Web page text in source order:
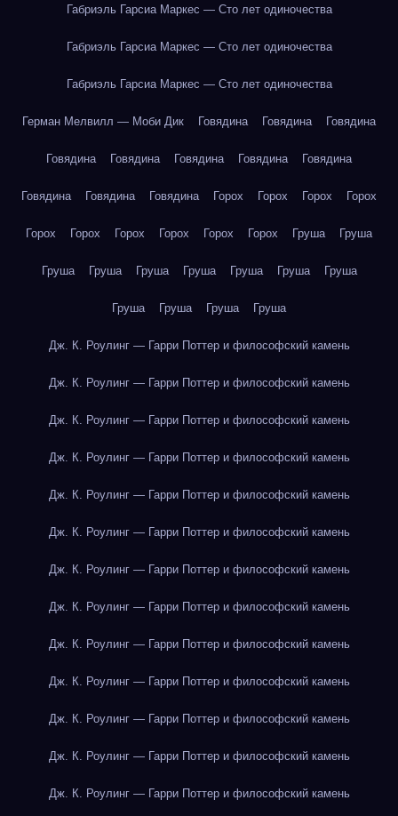
Габриэль Гарсиа Маркес — Сто лет одиночества
Габриэль Гарсиа Маркес — Сто лет одиночества
Габриэль Гарсиа Маркес — Сто лет одиночества
Герман Мелвилл — Моби Дик Говядина Говядина Говядина
Говядина Говядина Говядина Говядина Говядина
Говядина Говядина Говядина Горох Горох Горох Горох
Горох Горох Горох Горох Горох Горох Груша Груша
Груша Груша Груша Груша Груша Груша Груша
Груша Груша Груша Груша
Дж. К. Роулинг — Гарри Поттер и философский камень
Дж. К. Роулинг — Гарри Поттер и философский камень
Дж. К. Роулинг — Гарри Поттер и философский камень
Дж. К. Роулинг — Гарри Поттер и философский камень
Дж. К. Роулинг — Гарри Поттер и философский камень
Дж. К. Роулинг — Гарри Поттер и философский камень
Дж. К. Роулинг — Гарри Поттер и философский камень
Дж. К. Роулинг — Гарри Поттер и философский камень
Дж. К. Роулинг — Гарри Поттер и философский камень
Дж. К. Роулинг — Гарри Поттер и философский камень
Дж. К. Роулинг — Гарри Поттер и философский камень
Дж. К. Роулинг — Гарри Поттер и философский камень
Дж. К. Роулинг — Гарри Поттер и философский камень